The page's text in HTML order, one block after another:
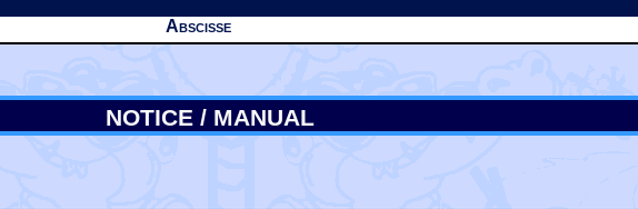
Abscisse
NOTICE / MANUAL